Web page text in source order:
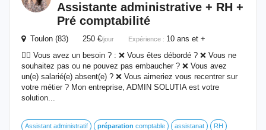
Assistante administrative + RH +
Pré comptabilité
Toulon (83) 250 €/jour Expérience : 10 ans et +
☝🏼 Vous avez un besoin ? : ❌ Vous êtes débordé ? ❌ Vous ne
souhaitez pas ou ne pouvez pas embaucher ? ❌ Vous avez
un(e) salarié(e) absent(e) ? ❌ Vous aimeriez vous recentrer sur
votre métier ? Mon entreprise, ADMIN SOLUTIA est votre
solution...
Assistant administratif préparation comptable assistanat RH